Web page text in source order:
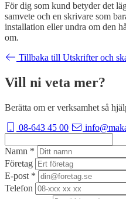
För dig som kund betyder det
samvete och en skrivare som
installation eller undra om den
om.
Tillbaka till Utskrifter och
Vill ni veta mer?
Berätta om er verksamhet så
08-643 45 00
Namn *
Företag
E-post *
Telefon